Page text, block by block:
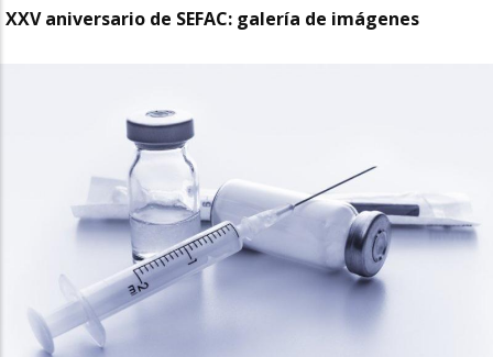
XXV aniversario de SEFAC: galería de imágenes